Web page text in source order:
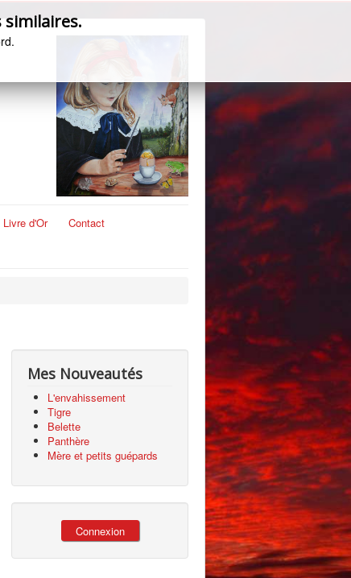
Livre d'Or
Contact
similaires.
Mes Nouveautés
L'envahissement
Tigre
Belette
Panthère
Mère et petits guépards
Connexion